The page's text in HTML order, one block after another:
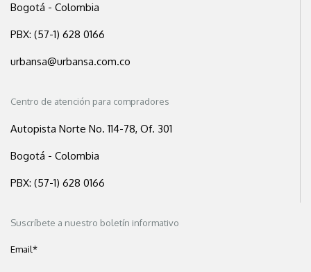
Bogotá - Colombia
PBX: (57-1) 628 0166
urbansa@urbansa.com.co
Centro de atención para compradores
Autopista Norte No. 114-78, Of. 301
Bogotá - Colombia
PBX: (57-1) 628 0166
Suscríbete a nuestro boletín informativo
Email*